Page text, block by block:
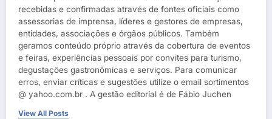
recebidas e confirmadas através de fontes oficiais como
assessorias de imprensa, líderes e gestores de empresas,
entidades, associações e órgãos públicos. Também
geramos conteúdo próprio através da cobertura de eventos
e feiras, experiências pessoais por convites para turismo,
degustações gastronômicas e serviços. Para comunicar
erros, enviar críticas e sugestões utilize o email sortimentos
@ yahoo.com.br . A gestão editorial é de Fábio Juchen
View All Posts